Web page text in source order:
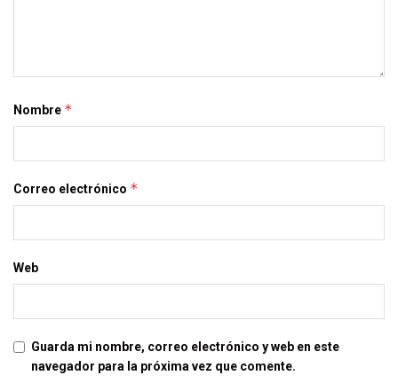
Nombre *
Correo electrónico *
Web
Guarda mi nombre, correo electrónico y web en este
navegador para la próxima vez que comente.